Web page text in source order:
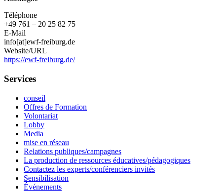
Téléphone
+49 761 – 20 25 82 75
E-Mail
info[at]ewf-freiburg.de
Website/URL
https://ewf-freiburg.de/
Services
conseil
Offres de Formation
Volontariat
Lobby
Media
mise en réseau
Relations publiques/campagnes
La production de ressources éducatives/pédagogiques
Contactez les experts/conférenciers invités
Sensibilisation
Événements